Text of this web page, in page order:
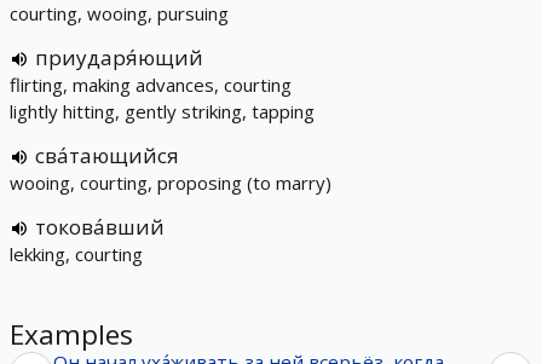
courting, wooing, pursuing
приударя́ющий
flirting, making advances, courting
lightly hitting, gently striking, tapping
сва́тающийся
wooing, courting, proposing (to marry)
токова́вший
lekking, courting
Examples